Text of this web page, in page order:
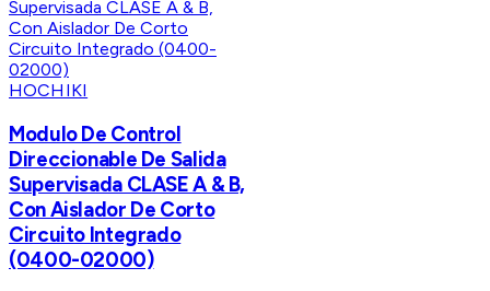
HOCHIKI
Modulo De Control
Direccionable De Salida
Supervisada CLASE A & B,
Con Aislador De Corto
Circuito Integrado
(0400-02000)